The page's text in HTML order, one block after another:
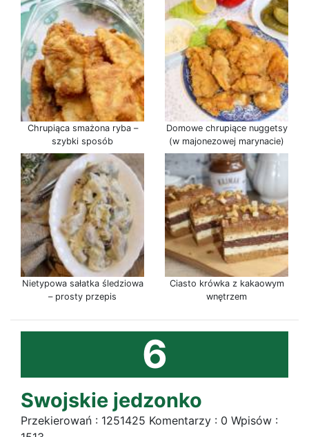
Chrupiąca smażona ryba –
szybki sposób
Domowe chrupiące nuggetsy
(w majonezowej marynacie)
Nietypowa sałatka śledziowa
– prosty przepis
Ciasto krówka z kakaowym
wnętrzem
6
Swojskie jedzonko
Przekierowań : 1251425 Komentarzy : 0 Wpisów :